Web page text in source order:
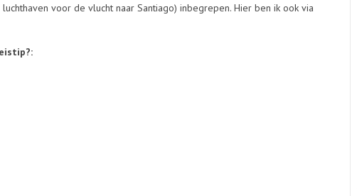
voor de vlucht naar Santiago) inbegrepen. Hier ben ik ook via